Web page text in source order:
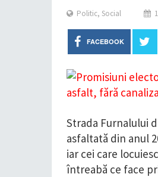
Politic, Social
FACEBOOK
Strada Furnalului
asfaltată din anul
iar cei care
întreabă ce face